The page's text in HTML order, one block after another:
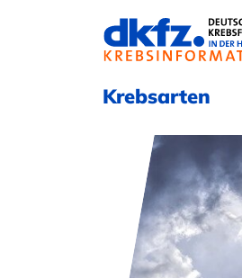
Krebsarten